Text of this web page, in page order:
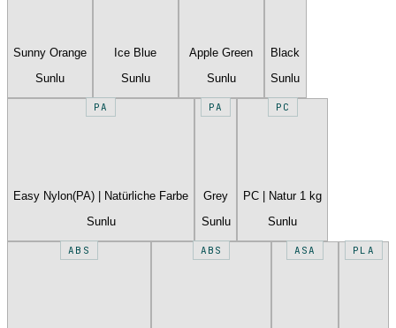
Sunny Orange
Sunlu
Ice Blue
Sunlu
Apple Green
Sunlu
Black
Sunlu
PA
Easy Nylon(PA) | Natürliche Farbe
Sunlu
PA
Grey
Sunlu
PC
PC | Natur 1 kg
Sunlu
ABS ABS ASA PLA